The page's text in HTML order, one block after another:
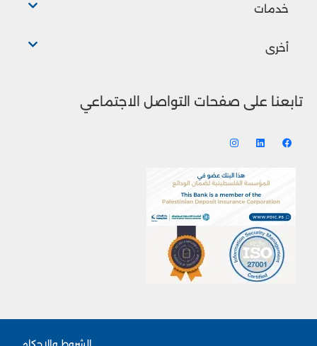
خدمات
أخرى
تابعنا على صفحات التواصل الاجتماعي
الشروط والاحكام